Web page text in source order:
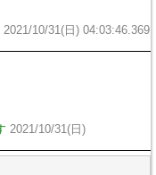
2021/10/31(日) 04:03:46.369
2021/10/31(日)